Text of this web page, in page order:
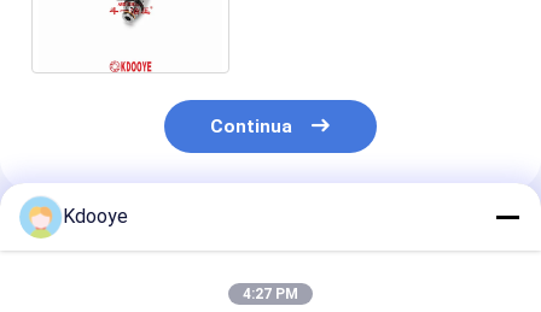
Continua
Prodotti Raccomandati
Kdooye
4:27 PM